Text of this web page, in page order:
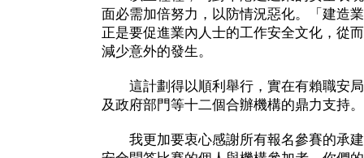
面必需加倍努力，以防情況惡化。「建造
正是要促進業內人士的工作安全文化，從
減少意外的發生。
這計劃得以順利舉行，實在有賴職安局
及政府部門等十二個合辦機構的鼎力支持
我更加要衷心感謝所有報名參賽的承建